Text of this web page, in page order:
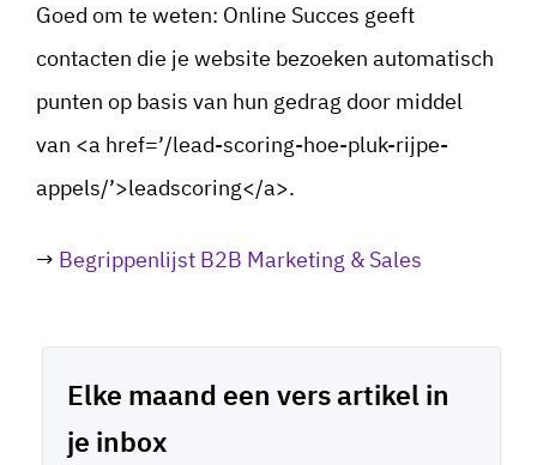
Goed om te weten: Online Succes geeft
contacten die je website bezoeken automatisch
punten op basis van hun gedrag door middel
van <a href=’/lead-scoring-hoe-pluk-rijpe-
appels/’>leadscoring</a>.
→ Begrippenlijst B2B Marketing & Sales
Elke maand een vers artikel in
je inbox